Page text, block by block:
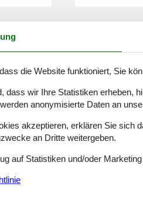
die Website funktioniert, Sie
dass wir Ihre Statistiken erheben,
anonymisierte Daten an
akzeptieren, erklären Sie
an Dritte weitergeben.
auf Statistiken und/oder